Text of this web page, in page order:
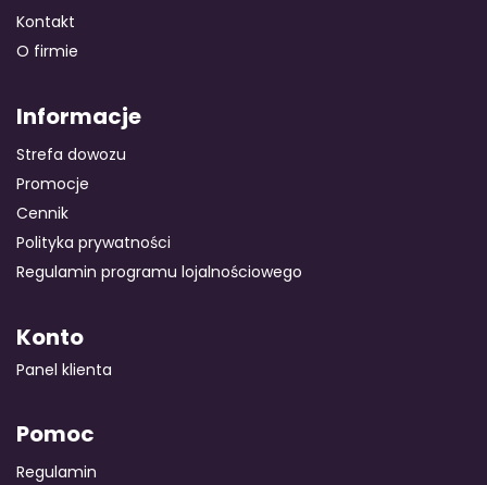
Kontakt
O firmie
Informacje
Strefa dowozu
Promocje
Cennik
Polityka prywatności
Regulamin programu lojalnościowego
Konto
Panel klienta
Pomoc
Regulamin